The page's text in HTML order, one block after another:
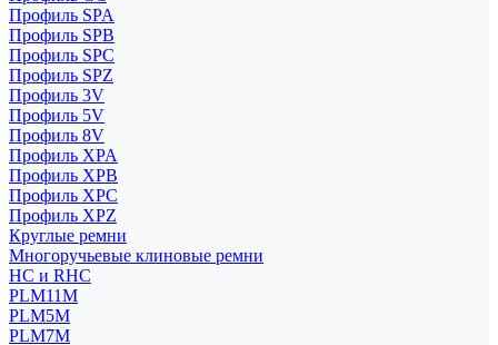
Профиль SPA
Профиль SPB
Профиль SPC
Профиль SPZ
Профиль 3V
Профиль 5V
Профиль 8V
Профиль XPA
Профиль XPB
Профиль XPC
Профиль XPZ
Круглые ремни
Многоручьевые клиновые ремни
HC и RHC
PLM11M
PLM5M
PLM7M